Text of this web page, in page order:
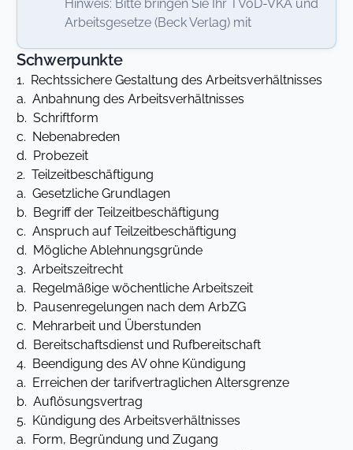
Hinweis: Bitte bringen Sie Ihr TVöD-VKA und
Arbeitsgesetze (Beck Verlag) mit
Schwerpunkte
1. Rechtssichere Gestaltung des Arbeitsverhältnisses
a. Anbahnung des Arbeitsverhältnisses
b. Schriftform
c. Nebenabreden
d. Probezeit
2. Teilzeitbeschäftigung
a. Gesetzliche Grundlagen
b. Begriff der Teilzeitbeschäftigung
c. Anspruch auf Teilzeitbeschäftigung
d. Mögliche Ablehnungsgründe
3. Arbeitszeitrecht
a. Regelmäßige wöchentliche Arbeitszeit
b. Pausenregelungen nach dem ArbZG
c. Mehrarbeit und Überstunden
d. Bereitschaftsdienst und Rufbereitschaft
4. Beendigung des AV ohne Kündigung
a. Erreichen der tarifvertraglichen Altersgrenze
b. Auflösungsvertrag
5. Kündigung des Arbeitsverhältnisses
a. Form, Begründung und Zugang